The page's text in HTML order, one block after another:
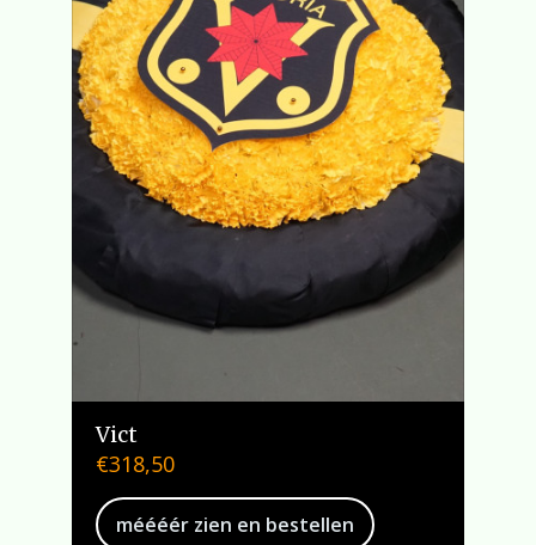
Vict
€318,50
méééér zien en bestellen